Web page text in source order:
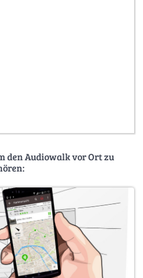
den Audiowalk vor Ort zu